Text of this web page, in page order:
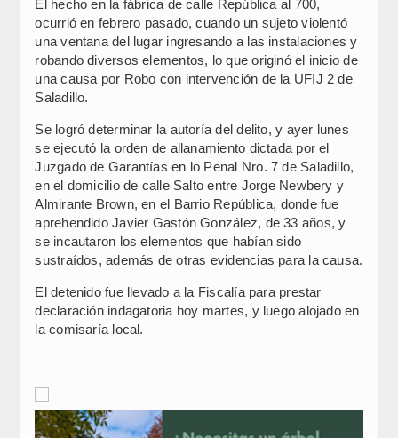
El hecho en la fábrica de calle República al 700,
ocurrió en febrero pasado, cuando un sujeto violentó
una ventana del lugar ingresando a las instalaciones y
robando diversos elementos, lo que originó el inicio de
una causa por Robo con intervención de la UFIJ 2 de
Saladillo.
Se logró determinar la autoría del delito, y ayer lunes
se ejecutó la orden de allanamiento dictada por el
Juzgado de Garantías en lo Penal Nro. 7 de Saladillo,
en el domicilio de calle Salto entre Jorge Newbery y
Almirante Brown, en el Barrio República, donde fue
aprehendido Javier Gastón González, de 33 años, y
se incautaron los elementos que habían sido
sustraídos, además de otras evidencias para la causa.
El detenido fue llevado a la Fiscalía para prestar
declaración indagatoria hoy martes, y luego alojado en
la comisaría local.